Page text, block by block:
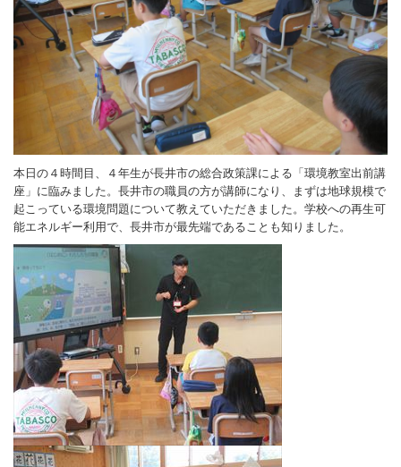
本日の４時間目、４年生が長井市の総合政策課による「環境教室出前講
座」に臨みました。長井市の職員の方が講師になり、まずは地球規模で
起こっている環境問題について教えていただきました。学校への再生可
能エネルギー利用で、長井市が最先端であることも知りました。